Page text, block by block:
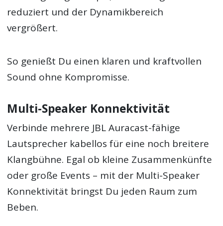
reduziert und der Dynamikbereich
vergrößert.
So genießt Du einen klaren und kraftvollen
Sound ohne Kompromisse.
Multi-Speaker Konnektivität
Verbinde mehrere JBL Auracast-fähige
Lautsprecher kabellos für eine noch breitere
Klangbühne. Egal ob kleine Zusammenkünfte
oder große Events – mit der Multi-Speaker
Konnektivität bringst Du jeden Raum zum
Beben.